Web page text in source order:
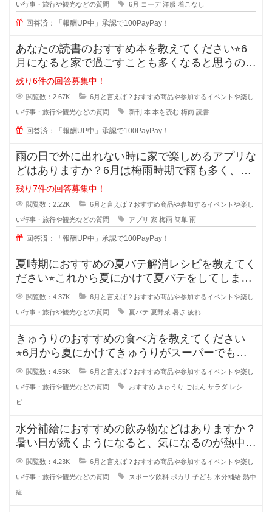
い行事・旅行や観光などの質問 6月 コーデ 洋服 着こなし
回答済：「報酬UP中」承認で100PayPay！
あなたの読書のおすすめ本を教えてください⭐︎6
月になると家で過ごすことも多くなると思うの
で、たくさん本を読
残り6件の回答募集中！
閲覧数：2.67K 6月と言えば？おすすめ商品や参加するイベントや楽し
い行事・旅行や観光などの質問 新刊 本 本を読む 梅雨 読書
回答済：「報酬UP中」承認で100PayPay！
雨の日で外に出れない時に家で楽しめるアプリな
どはありますか？6月は梅雨時期で雨も多く、な
かなか外に出づらい季節ですよね。
残り7件の回答募集中！
閲覧数：2.22K 6月と言えば？おすすめ商品や参加するイベントや楽し
い行事・旅行や観光などの質問 アプリ 家 梅雨 簡単 雨
回答済：「報酬UP中」承認で100PayPay！
夏時期におすすめの夏バテ解消レシピを教えてく
ださい⭐︎これから夏にかけて夏バテをしてしまう
人も増えてきます
閲覧数：4.37K 6月と言えば？おすすめ商品や参加するイベントや楽し
い行事・旅行や観光などの質問 夏バテ 夏野菜 暑さ 疲れ
きゅうりのおすすめの食べ方を教えてください
⭐︎6月から夏にかけてきゅうりがスーパーでも安
くなり、食卓に出て
閲覧数：4.55K 6月と言えば？おすすめ商品や参加するイベントや楽し
い行事・旅行や観光などの質問 おすすめ きゅうり ごはん サラダ レシ
ピ
水分補給におすすめの飲み物などはありますか？
暑い日が続くようになると、気になるのが熱中症
対策の水分補給ですよね。
閲覧数：4.23K 6月と言えば？おすすめ商品や参加するイベントや楽し
い行事・旅行や観光などの質問 スポーツ飲料 ポカリ 子ども 水分補給 熱中
症